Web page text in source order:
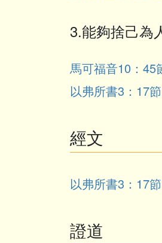
3.能夠捨己為
馬可福音10：45
以弗所書3：17節
經文
以弗所書3：17節
證道